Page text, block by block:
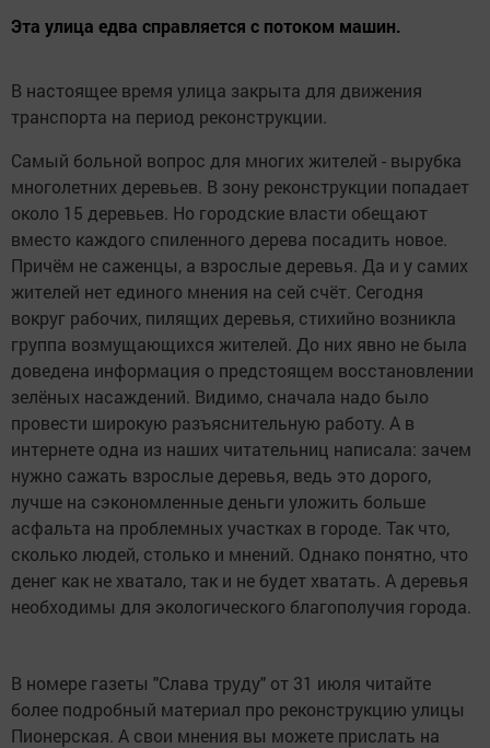
Эта улица едва справляется с потоком машин.
В настоящее время улица закрыта для движения
транспорта на период реконструкции.
Самый больной вопрос для многих жителей - вырубка
многолетних деревьев. В зону реконструкции попадает
около 15 деревьев. Но городские власти обещают
вместо каждого спиленного дерева посадить новое.
Причём не саженцы, а взрослые деревья. Да и у самих
жителей нет единого мнения на сей счёт. Сегодня
вокруг рабочих, пилящих деревья, стихийно возникла
группа возмущающихся жителей. До них явно не была
доведена информация о предстоящем восстановлении
зелёных насаждений. Видимо, сначала надо было
провести широкую разъяснительную работу. А в
интернете одна из наших читательниц написала: зачем
нужно сажать взрослые деревья, ведь это дорого,
лучше на сэкономленные деньги уложить больше
асфальта на проблемных участках в городе. Так что,
сколько людей, столько и мнений. Однако понятно, что
денег как не хватало, так и не будет хватать. А деревья
необходимы для экологического благополучия города.
В номере газеты "Слава труду" от 31 июля читайте
более подробный материал про реконструкцию улицы
Пионерская. А свои мнения вы можете прислать на